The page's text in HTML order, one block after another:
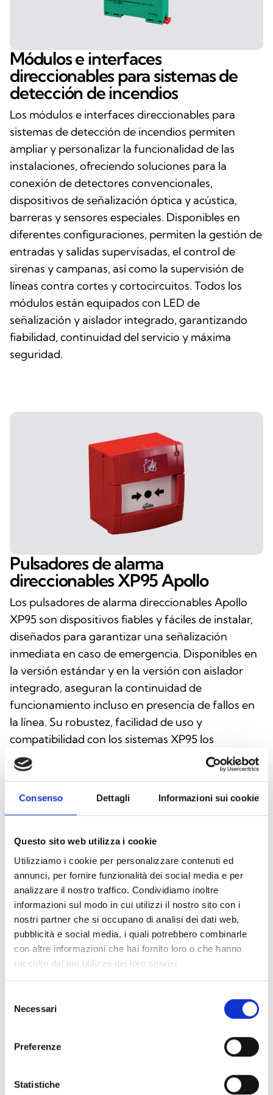
Consenso Dettagli Informazioni sui cookie
Questo sito web utilizza i cookie
Utilizziamo i cookie per personalizzare contenuti ed
annunci, per fornire funzionalità dei social media e per
analizzare il nostro traffico. Condividiamo inoltre
informazioni sul modo in cui utilizzi il nostro sito con i
nostri partner che si occupano di analisi dei dati web,
pubblicità e social media, i quali potrebbero combinarle
con altre informazioni che hai fornito loro o che hanno
raccolto dal tuo utilizzo dei loro servizi.
delNecessari
Preferenze
Statistiche
Módulos e interfaces
direccionables para sistemas de
detección de incendios
Los módulos e interfaces direccionables para
sistemas de detección de incendios permiten
ampliar y personalizar la funcionalidad de las
instalaciones, ofreciendo soluciones para la
conexión de detectores convencionales,
dispositivos de señalización óptica y acústica,
barreras y sensores especiales. Disponibles en
diferentes configuraciones, permiten la gestión de
entradas y salidas supervisadas, el control de
sirenas y campanas, así como la supervisión de
líneas contra cortes y cortocircuitos. Todos los
módulos están equipados con LED de
señalización y aislador integrado, garantizando
fiabilidad, continuidad del servicio y máxima
seguridad.
Pulsadores de alarma
direccionables XP95 Apollo
Los pulsadores de alarma direccionables Apollo
XP95 son dispositivos fiables y fáciles de instalar,
diseñados para garantizar una señalización
inmediata en caso de emergencia. Disponibles en
la versión estándar y en la versión con aislador
integrado, aseguran la continuidad de
funcionamiento incluso en presencia de fallos en
la línea. Su robustez, facilidad de uso y
compatibilidad con los sistemas XP95 los
convierten en soluciones ideales para cualquier
instalación de detección de incendios.
Señalizadores de alarma ópticos y
completas para la protección contra incendios,
diferenciándose entre los Visual Alarm Devices
(VAD), con componente óptico certificado, y los